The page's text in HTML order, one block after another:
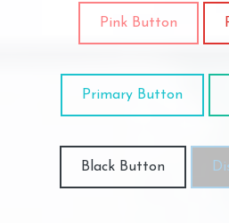
Pink Button
Primary Button
Black Button